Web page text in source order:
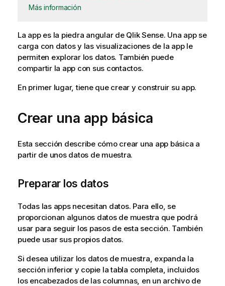
Más información
La app es la piedra angular de Qlik Sense. Una app se
carga con datos y las visualizaciones de la app le
permiten explorar los datos. También puede
compartir la app con sus contactos.
En primer lugar, tiene que crear y construir su app.
Crear una app básica
Esta sección describe cómo crear una app básica a
partir de unos datos de muestra.
Preparar los datos
Todas las apps necesitan datos. Para ello, se
proporcionan algunos datos de muestra que podrá
usar para seguir los pasos de esta sección. También
puede usar sus propios datos.
Si desea utilizar los datos de muestra, expanda la
sección inferior y copie la tabla completa, incluidos
los encabezados de las columnas, en un archivo de